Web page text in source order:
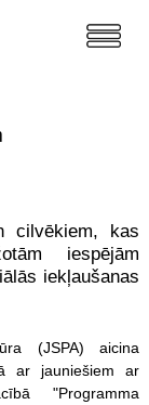
cilvēkiem, kas
iespējām
iekļaušanas
(JSPA) aicina
ar jauniešiem ar
"Programma